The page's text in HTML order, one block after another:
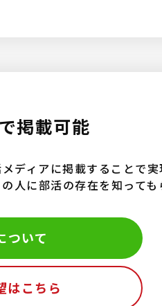
掲載可能
ディアに掲載することで実
人に部活の存在を知っても
ついて
はこちら